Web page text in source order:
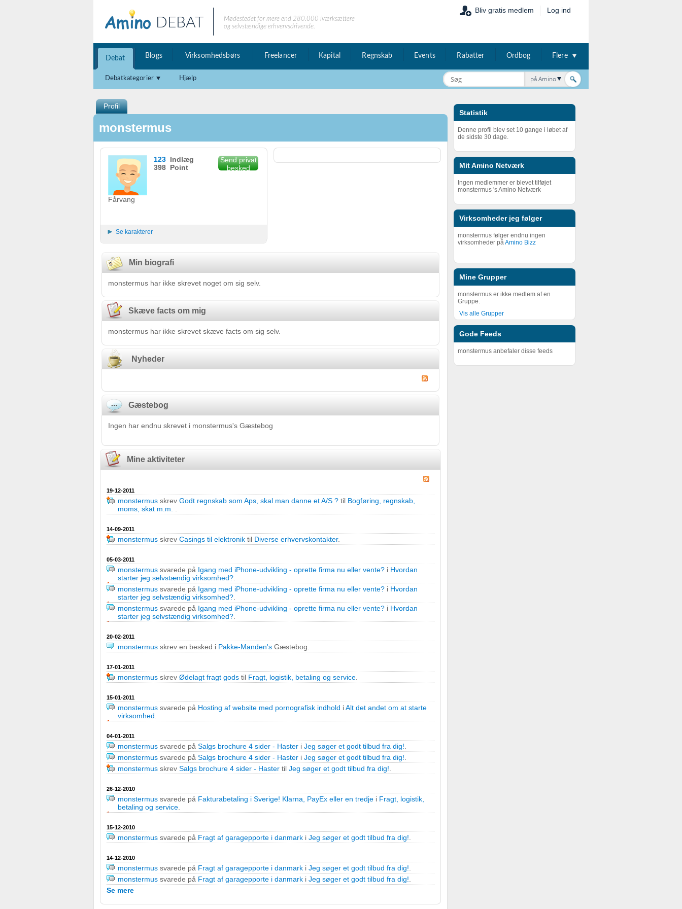
DEBAT
Mødestedet for mere end 280.000 iværksættere
og selvstændige erhvervsdrivende.
Bliv gratis medlem Log ind
Debat Blogs Virksomhedsbørs Freelancer Kapital Regnskab Events Rabatter Ordbog Flere
Debatkategorier Hjælp på Amino
Statistik
Denne profil blev set 10 gange i løbet af
de sidste 30 dage.
Mit Amino Netværk
Ingen medlemmer er blevet tilføjet
monstermus 's Amino Netværk
Virksomheder jeg følger
monstermus følger endnu ingen
virksomheder påAmino Bizz
Mine Grupper
monstermus er ikke medlem af en
Gruppe.
Vis alle Grupper
Gode Feeds
monstermus anbefaler disse feeds
Profil
monstermus
Fårvang
123 Indlæg
398 Point
Send privat
besked
Se karakterer
Min biografi
monstermus har ikke skrevet noget om sig selv.
Skæve facts om mig
monstermus har ikke skrevet skæve facts om sig selv.
Nyheder
Gæstebog
Ingen har endnu skrevet i monstermus's Gæstebog
Mine aktiviteter
19-12-2011
monstermus skrev Godt regnskab som Aps, skal man danne et A/S ? til Bogføring, regnskab,
moms, skat m.m.
14-09-2011
monstermus skrev Casings til elektronik til Diverse erhvervskontakter.
05-03-2011
monstermus svarede på Igang med iPhone-udvikling - oprette firma nu eller vente? i Hvordan
starter jeg selvstændig virksomhed?
monstermus svarede på Igang med iPhone-udvikling - oprette firma nu eller vente? i Hvordan
starter jeg selvstændig virksomhed?
monstermus svarede på Igang med iPhone-udvikling - oprette firma nu eller vente? i Hvordan
starter jeg selvstændig virksomhed?
20-02-2011
monstermus skrev en besked i Pakke-Manden's Gæstebog.
17-01-2011
monstermus skrev Ødelagt fragt gods til Fragt, logistik, betaling og service
15-01-2011
monstermus svarede på Hosting af website med pornografisk indhold iAlt det andet om at starte
virksomhed
04-01-2011
monstermus svarede på Salgs brochure 4 sider - Haster i Jeg søger et godt tilbud fra dig!
monstermus svarede på Salgs brochure 4 sider - Haster i Jeg søger et godt tilbud fra dig!
monstermus skrev Salgs brochure 4 sider - Haster til Jeg søger et godt tilbud fra dig!
26-12-2010
monstermus svarede på Fakturabetaling i Sverige! Klarna, PayEx eller en tredje i Fragt, logistik,
betaling og service
15-12-2010
monstermus svarede på Fragt af garagepporte i danmark i Jeg søger et godt tilbud fra dig!
14-12-2010
monstermus svarede på Fragt af garagepporte i danmark i Jeg søger et godt tilbud fra dig!
monstermus svarede på Fragt af garagepporte i danmark i Jeg søger et godt tilbud fra dig!
Se mere